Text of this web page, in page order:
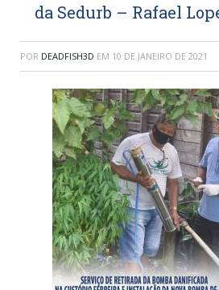
da Sedurb – Rafael
POR DEADFISH3D EM 10 DE JANEIRO DE 2021